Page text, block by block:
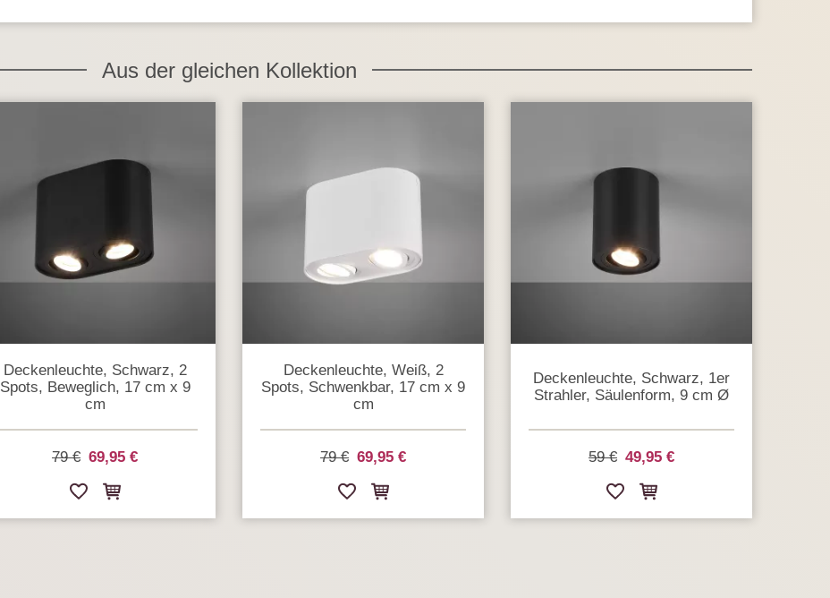
Aus der gleichen Kollektion
Deckenleuchte, Schwarz, 2
Spots, Beweglich, 17 cm x 9
cm
79 € 69,95 €
Deckenleuchte, Weiß, 2
Spots, Schwenkbar, 17 cm x 9
cm
79 € 69,95 €
Deckenleuchte, Schwarz, 1er
Strahler, Säulenform, 9 cm Ø
59 € 49,95 €